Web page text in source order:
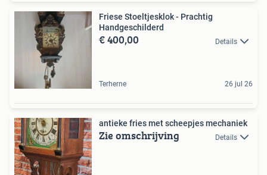
Friese Stoeltjesklok - Prachtig
Handgeschilderd
€ 400,00 Details
Terherne 26 jul 26
antieke fries met scheepjes mechaniek
Zie omschrijving Details